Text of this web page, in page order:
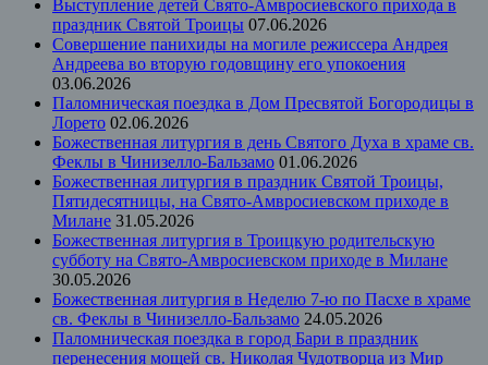
Выступление детей Свято-Амвросиевского прихода в
праздник Святой Троицы 07.06.2026
Совершение панихиды на могиле режиссера Андрея
Андреева во вторую годовщину его упокоения
03.06.2026
Паломническая поездка в Дом Пресвятой Богородицы в
Лорето 02.06.2026
Божественная литургия в день Святого Духа в храме св.
Феклы в Чинизелло-Бальзамо 01.06.2026
Божественная литургия в праздник Святой Троицы,
Пятидесятницы, на Свято-Амвросиевском приходе в
Милане 31.05.2026
Божественная литургия в Троицкую родительскую
субботу на Свято-Амвросиевском приходе в Милане
30.05.2026
Божественная литургия в Неделю 7-ю по Пасхе в храме
св. Феклы в Чинизелло-Бальзамо 24.05.2026
Паломническая поездка в город Бари в праздник
перенесения мощей св. Николая Чудотворца из Мир